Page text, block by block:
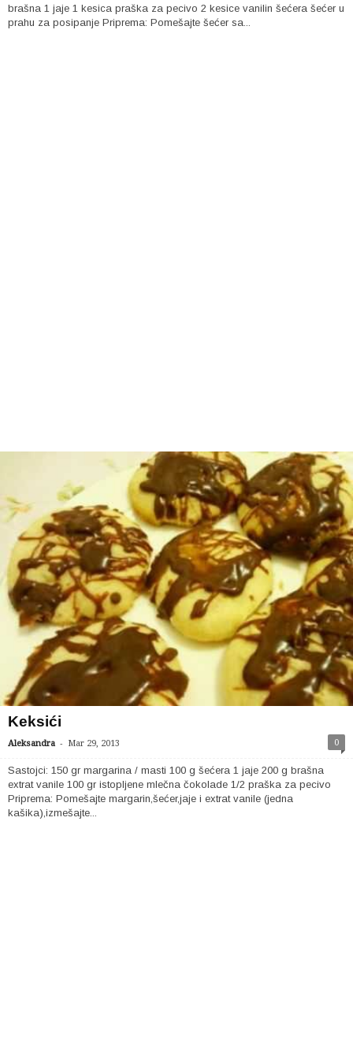
brašna 1 jaje 1 kesica praška za pecivo 2 kesice vanilin šećera šećer u
prahu za posipanje Priprema: Pomešajte šećer sa...
Keksići
Aleksandra - Mar 29, 2013 0
Sastojci: 150 gr margarina / masti 100 g šećera 1 jaje 200 g brašna
extrat vanile 100 gr istopljene mlečna čokolade 1/2 praška za pecivo
Priprema: Pomešajte margarin,šećer,jaje i extrat vanile (jedna
kašika),izmešajte...